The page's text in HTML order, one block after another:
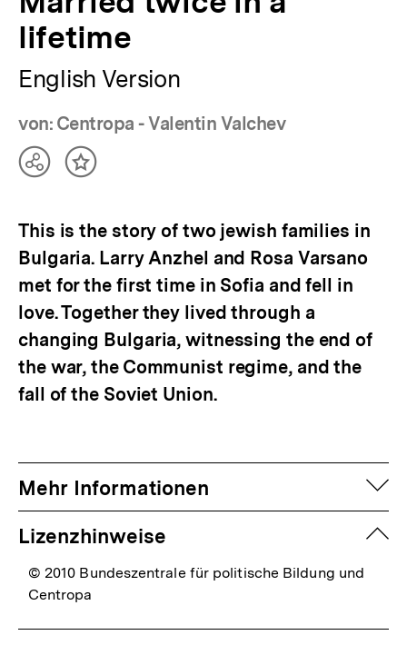
lifetime
English Version
von: Centropa - Valentin Valchev
TeilenInhalt
This is the story of two jewish families in
Bulgaria. Larry Anzhel and Rosa Varsano
met for the first time in Sofia and fell in
love. Together they lived through a
changing Bulgaria, witnessing the end of
the war, the Communist regime, and the
fall of the Soviet Union.
Mehr Informationen
Lizenzhinweise
© 2010 Bundeszentrale für politische Bildung und
Centropa